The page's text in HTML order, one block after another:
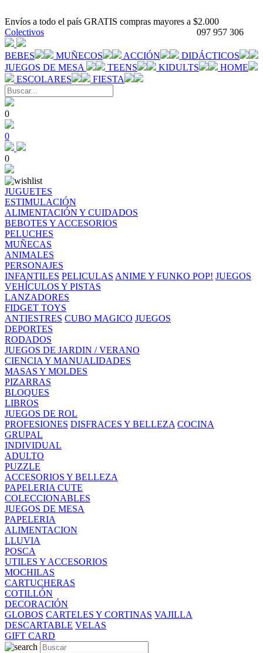
Envíos a todo el país GRATIS compras mayores a $2.000
097 957 306
Colectivos
BEBES MUÑECOS ACCIÓN
DIDÁCTICOS
JUEGOS DE MESA
TEENS KIDULTS
HOME
ESCOLARES
FIESTA
0
0
0
JUGUETES
ESTIMULACIÓN
ALIMENTACIÓN Y CUIDADOS
BEBOTES Y ACCESORIOS
PELUCHES
MUÑECAS
ANIMALES
PERSONAJES
INFANTILES PELICULAS ANIME Y FUNKO POP! JUEGOS
VEHÍCULOS Y PISTAS
LANZADORES
FIDGET TOYS
ANTIESTRES CUBO MAGICO JUEGOS
DEPORTES
RODADOS
JUEGOS DE JARDIN / VERANO
CIENCIA Y MANUALIDADES
MASAS Y MOLDES
PIZARRAS
BLOQUES
LIBROS
JUEGOS DE ROL
PROFESIONES DISFRACES Y BELLEZA COCINA
GRUPAL
INDIVIDUAL
ADULTO
PUZZLE
ACCESORIOS Y BELLEZA
PAPELERIA CUTE
COLECCIONABLES
JUEGOS DE MESA
PAPELERIA
ALIMENTACION
LLUVIA
POSCA
UTILES Y ACCESORIOS
MOCHILAS
CARTUCHERAS
COTILLÓN
DECORACIÓN
GLOBOS CARTELES Y CORTINAS VAJILLA
DESCARTABLE VELAS
GIFT CARD